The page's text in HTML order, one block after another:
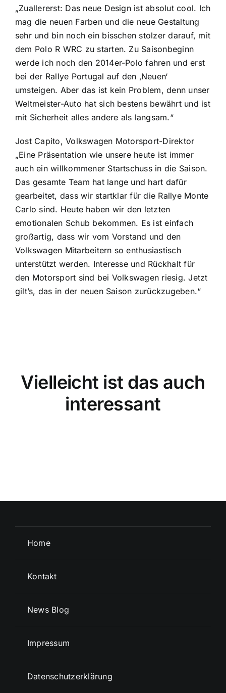
„Zuallererst: Das neue Design ist absolut cool. Ich
mag die neuen Farben und die neue Gestaltung
sehr und bin noch ein bisschen stolzer darauf, mit
dem Polo R WRC zu starten. Zu Saisonbeginn
werde ich noch den 2014er-Polo fahren und erst
bei der Rallye Portugal auf den ‚Neuen‘
umsteigen. Aber das ist kein Problem, denn unser
Weltmeister-Auto hat sich bestens bewährt und ist
mit Sicherheit alles andere als langsam.“
Jost Capito, Volkswagen Motorsport-Direktor
„Eine Präsentation wie unsere heute ist immer
auch ein willkommener Startschuss in die Saison.
Das gesamte Team hat lange und hart dafür
gearbeitet, dass wir startklar für die Rallye Monte
Carlo sind. Heute haben wir den letzten
emotionalen Schub bekommen. Es ist einfach
großartig, dass wir vom Vorstand und den
Volkswagen Mitarbeitern so enthusiastisch
unterstützt werden. Interesse und Rückhalt für
den Motorsport sind bei Volkswagen riesig. Jetzt
gilt’s, das in der neuen Saison zurückzugeben.“
Vielleicht ist das auch
interessant
Home
Kontakt
News Blog
Impressum
Datenschutzerklärung